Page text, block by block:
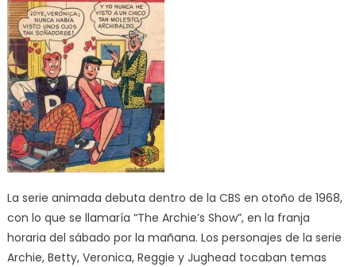
La serie animada debuta dentro de la CBS en otoño de 1968,
con lo que se llamaría “The Archie’s Show”, en la franja
horaria del sábado por la mañana. Los personajes de la serie
Archie, Betty, Veronica, Reggie y Jughead tocaban temas